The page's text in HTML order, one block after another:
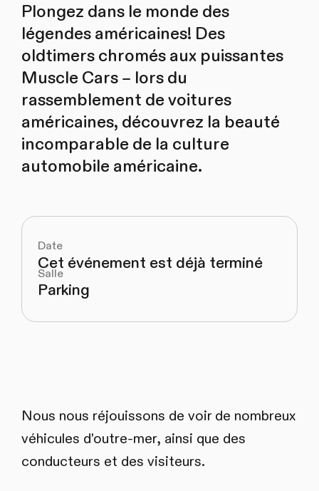
Plongez dans le monde des
légendes américaines! Des
oldtimers chromés aux puissantes
Muscle Cars – lors du
rassemblement de voitures
américaines, découvrez la beauté
incomparable de la culture
automobile américaine.
Date
Cet événement est déjà terminé
Salle
Parking
Nous nous réjouissons de voir de nombreux
véhicules d'outre-mer, ainsi que des
conducteurs et des visiteurs.